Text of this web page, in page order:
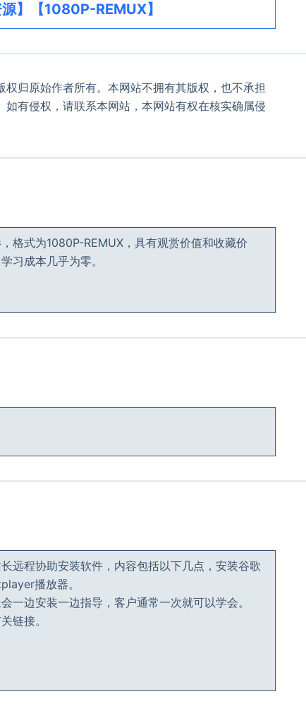
】【1080P-REMUX】
归原始作者所有。本网站不拥有其版权，也不承担
有侵权，请联系本网站，本网站有权在核实确属侵
格式为1080P-REMUX，具有观赏价值和收藏价
习成本几乎为零。
远程协助安装软件，内容包括以下几点，安装谷歌
播放器。
一边安装一边指导，客户通常一次就可以学会。
链接。